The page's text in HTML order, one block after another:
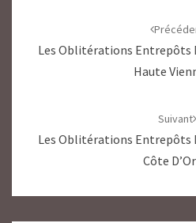
Les Oblitérations Entrepôts
Haute
Suivant
Les Oblitérations Entrepôts
Côte